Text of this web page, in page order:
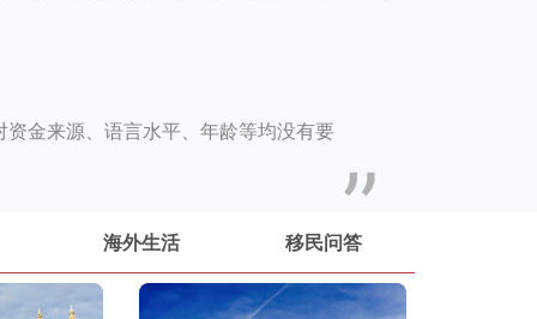
金来源、语言水平、年龄等均没有要
海外生活 移民问答